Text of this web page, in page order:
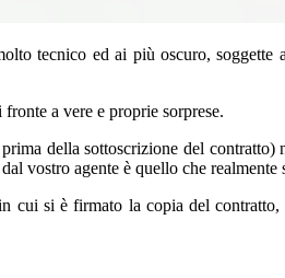
tecnico ed ai più oscuro,
a vere e proprie sorprese.
della sottoscrizione del contratto)
vostro agente è quello che realmente
cui si è firmato la copia del contratto,